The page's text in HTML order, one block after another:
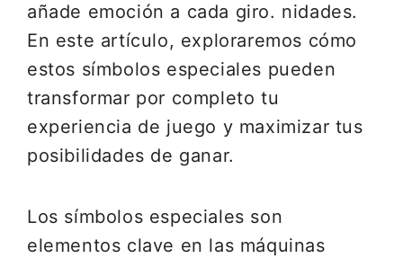
añade emoción a cada giro. nidades.
En este artículo, exploraremos cómo
estos símbolos especiales pueden
transformar por completo tu
experiencia de juego y maximizar tus
posibilidades de ganar.
Los símbolos especiales son
elementos clave en las máquinas